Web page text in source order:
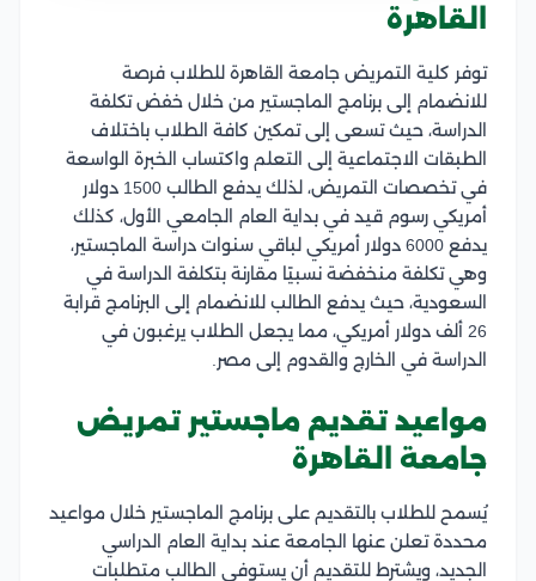
القاهرة
توفر كلية التمريض جامعة القاهرة للطلاب فرصة
للانضمام إلى برنامج الماجستير من خلال خفض تكلفة
الدراسة، حيث تسعى إلى تمكين كافة الطلاب باختلاف
الطبقات الاجتماعية إلى التعلم واكتساب الخبرة الواسعة
في تخصصات التمريض، لذلك يدفع الطالب 1500 دولار
أمريكي رسوم قيد في بداية العام الجامعي الأول، كذلك
يدفع 6000 دولار أمريكي لباقي سنوات دراسة الماجستير،
وهي تكلفة منخفضة نسبيًا مقارنة بتكلفة الدراسة في
السعودية، حيث يدفع الطالب للانضمام إلى البرنامج قرابة
26 ألف دولار أمريكي، مما يجعل الطلاب يرغبون في
الدراسة في الخارج والقدوم إلى مصر.
مواعيد تقديم ماجستير تمريض
جامعة القاهرة
يُسمح للطلاب بالتقديم على برنامج الماجستير خلال مواعيد
محددة تعلن عنها الجامعة عند بداية العام الدراسي
الجديد، ويشترط للتقديم أن يستوفي الطالب متطلبات